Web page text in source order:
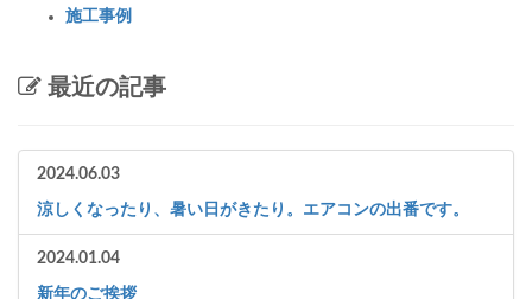
施工事例
最近の記事
2024.06.03
涼しくなったり、暑い日がきたり。エアコンの出番です。
2024.01.04
新年のご挨拶